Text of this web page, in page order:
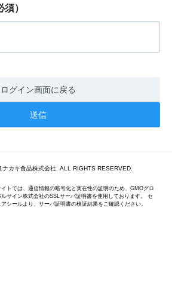
須）
ログイン画面に戻る
カキ食品株式会社. ALL RIGHTS RESERVED.
イトでは、通信情報の暗号化と実在性の証明のため、GMOグロ
ルサイン株式会社のSSLサーバ証明書を使用しております。 セ
アシールより、サーバ証明書の検証結果をご確認ください。